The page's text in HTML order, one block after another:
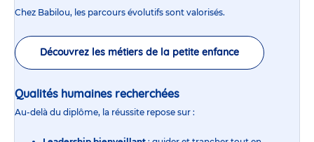
Chez Babilou, les parcours évolutifs sont valorisés.
Découvrez les métiers de la petite enfance
Qualités humaines recherchées
Au-delà du diplôme, la réussite repose sur :